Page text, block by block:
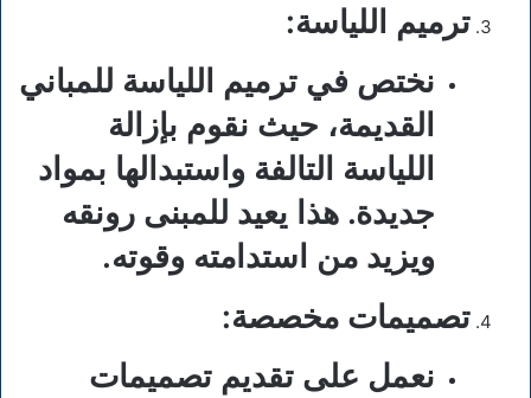
ترميم اللياسة:
نختص في ترميم اللياسة للمباني
القديمة، حيث نقوم بإزالة
اللياسة التالفة واستبدالها بمواد
جديدة. هذا يعيد للمبنى رونقه
ويزيد من استدامته وقوته.
تصميمات مخصصة:
نعمل على تقديم تصميمات